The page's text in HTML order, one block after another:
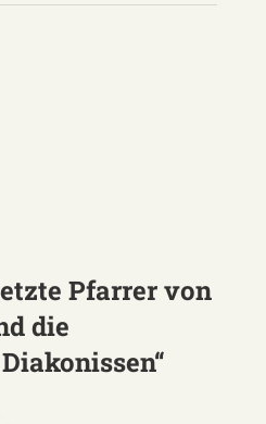
Pfarrer von
die